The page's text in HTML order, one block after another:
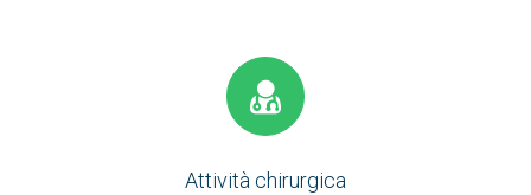
Attività chirurgica